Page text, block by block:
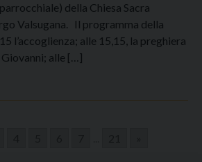
della Chiesa Sacra
Valsugana. Il programma della
l’accoglienza; alle 15,15, la preghiera
alle […]